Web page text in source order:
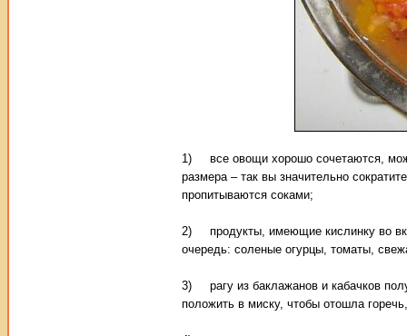
1) все овощи хорошо сочетаются,
размера – так вы значительно
пропитываются соками;
2) продукты, имеющие кислинку во
очередь: соленые огурцы, томаты,
3) рагу из баклажанов и кабачков
положить в миску, чтобы отошла